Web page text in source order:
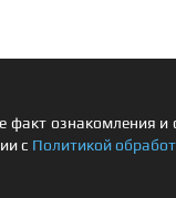
ознакомления и
с Политикой